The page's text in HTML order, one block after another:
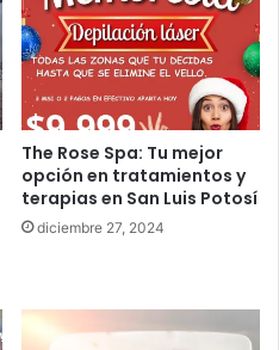
The Rose Spa: Tu mejor
opción en tratamientos y
terapias en San Luis Potosí
diciembre 27, 2024